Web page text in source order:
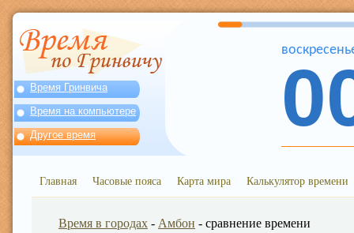
Время Гринвича
Время на компьютере
Другое время
Главная Часовые пояса Карта мира Калькулятор времени
Время в городах - Амбон - сравнение времени